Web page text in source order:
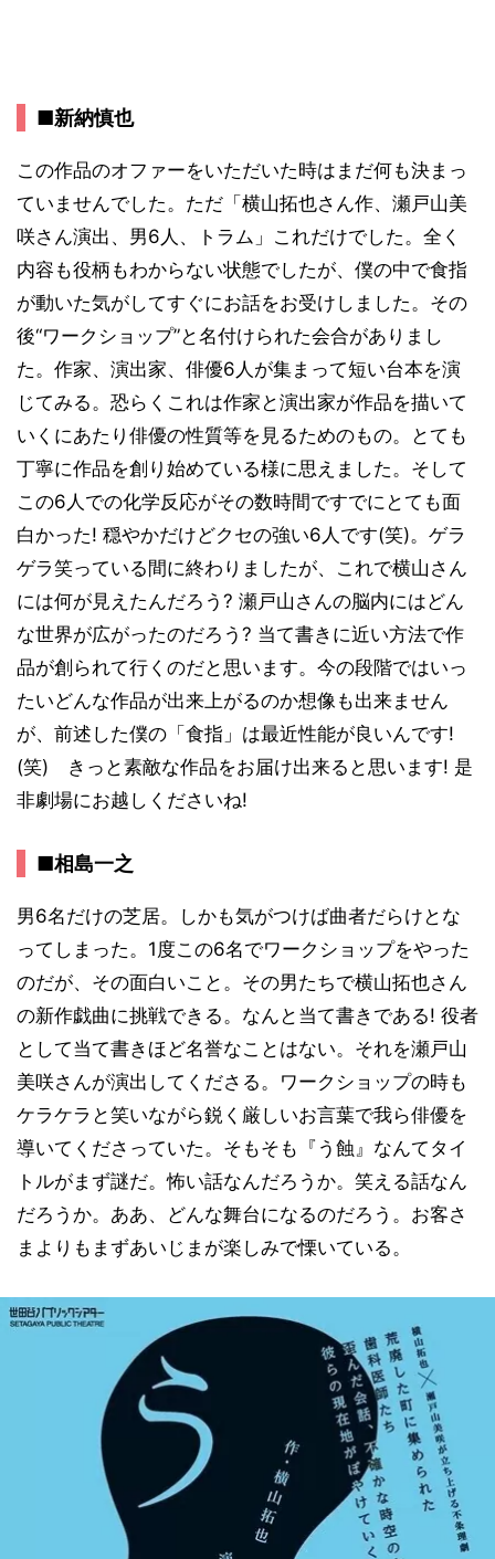
■新納慎也
この作品のオファーをいただいた時はまだ何も決まっ
ていませんでした。ただ「横山拓也さん作、瀬戸山美
咲さん演出、男6人、トラム」これだけでした。全く
内容も役柄もわからない状態でしたが、僕の中で食指
が動いた気がしてすぐにお話をお受けしました。その
後“ワークショップ”と名付けられた会合がありまし
た。作家、演出家、俳優6人が集まって短い台本を演
じてみる。恐らくこれは作家と演出家が作品を描いて
いくにあたり俳優の性質等を見るためのもの。とても
丁寧に作品を創り始めている様に思えました。そして
この6人での化学反応がその数時間ですでにとても面
白かった! 穏やかだけどクセの強い6人です(笑)。ゲラ
ゲラ笑っている間に終わりましたが、これで横山さん
には何が見えたんだろう? 瀬戸山さんの脳内にはどん
な世界が広がったのだろう? 当て書きに近い方法で作
品が創られて行くのだと思います。今の段階ではいっ
たいどんな作品が出来上がるのか想像も出来ません
が、前述した僕の「食指」は最近性能が良いんです!
(笑) きっと素敵な作品をお届け出来ると思います! 是
非劇場にお越しくださいね!
■相島一之
男6名だけの芝居。しかも気がつけば曲者だらけとな
ってしまった。1度この6名でワークショップをやった
のだが、その面白いこと。その男たちで横山拓也さん
の新作戯曲に挑戦できる。なんと当て書きである! 役者
として当て書きほど名誉なことはない。それを瀬戸山
美咲さんが演出してくださる。ワークショップの時も
ケラケラと笑いながら鋭く厳しいお言葉で我ら俳優を
導いてくださっていた。そもそも『う蝕』なんてタイ
トルがまず謎だ。怖い話なんだろうか。笑える話なん
だろうか。ああ、どんな舞台になるのだろう。お客さ
まよりもまずあいじまが楽しみで慄いている。